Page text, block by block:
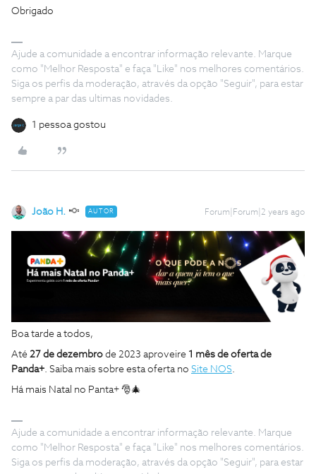
Obrigado
Ajude a comunidade a encontrar informação relevante. Marque
como "Melhor Resposta" e faça "Like" nos melhores comentários.
Siga os perfis da moderação, através da opção "Seguir", para estar
sempre a par das ultimas novidades.
1 pessoa gostou
João H. AUTOR Forum|Forum|2 years ago
Boa tarde a todos,
Até 27 de dezembro de 2023 aproveire 1 mês de oferta de
Panda+. Saiba mais sobre esta oferta no Site NOS.
Há mais Natal no Panta+ 🎅🎄
Ajude a comunidade a encontrar informação relevante. Marque
como "Melhor Resposta" e faça "Like" nos melhores comentários.
Siga os perfis da moderação, através da opção "Seguir", para estar